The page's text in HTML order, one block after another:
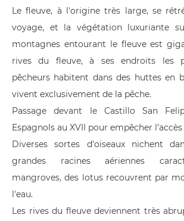
Le fleuve, à l'origine très large, se
voyage, et la végétation luxuriante
montagnes entourant le fleuve est
rives du fleuve, à ses endroits les
pêcheurs habitent dans des huttes en
vivent exclusivement de la pêche.
Passage devant le Castillo San
Espagnols au XVII pour empêcher
Diverses sortes d'oiseaux nichent
grandes racines aériennes
mangroves, des lotus recouvrent par
l'eau.
Les rives du fleuve deviennent très